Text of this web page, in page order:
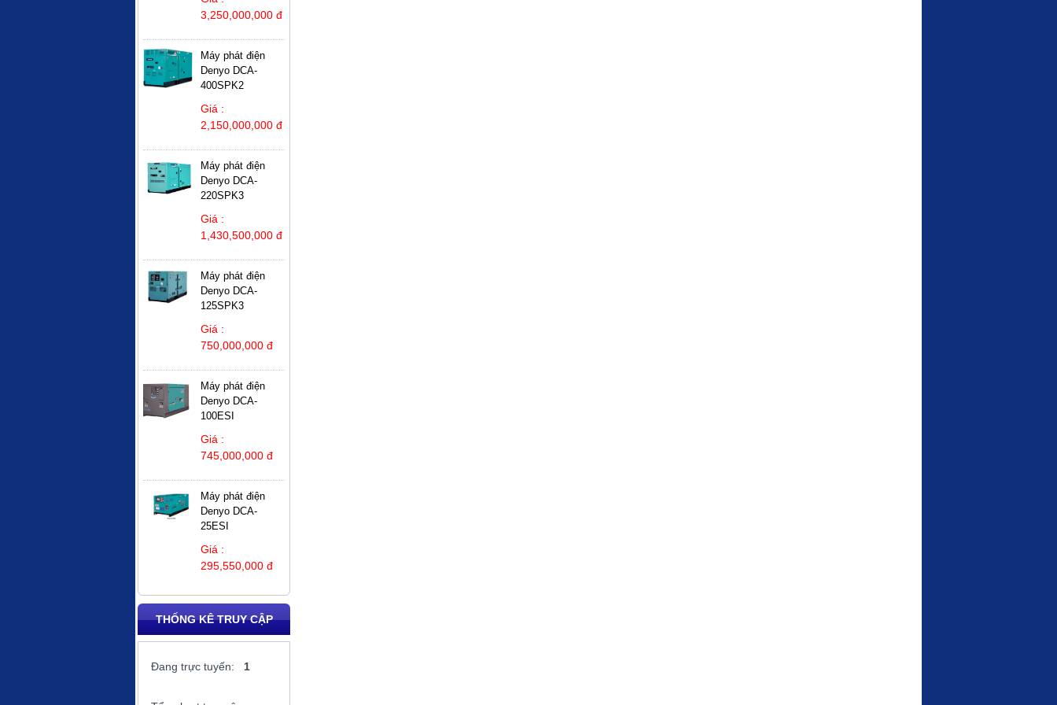
3,250,000,000 đ
Máy phát điện
Denyo DCA-
400SPK2
Giá :
2,150,000,000 đ
Máy phát điện
Denyo DCA-
220SPK3
Giá :
1,430,500,000 đ
Máy phát điện
Denyo DCA-
125SPK3
Giá :
750,000,000 đ
Máy phát điện
Denyo DCA-
100ESI
Giá :
745,000,000 đ
Máy phát điện
Denyo DCA-
25ESI
Giá :
295,550,000 đ
THỐNG KÊ TRUY CẬP
Đang trực tuyến: 1